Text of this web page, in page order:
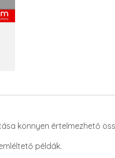
könnyen értelmezhető
példák.